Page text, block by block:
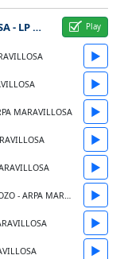
FELIX PEREZ CARDOZO - ARPA MARAVILLOSA - LP RCA 3194
▶
▶
MARAVILLOSA ▶
▶
▶
MARAVILLOSA ▶
▶
▶